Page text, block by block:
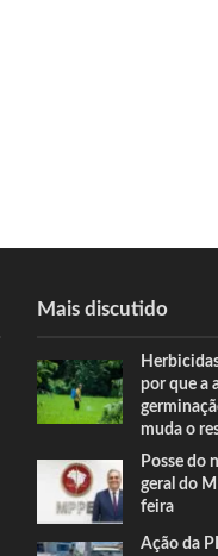
Mais discutido
por que a
muda o
Posse do
geral do
feira
Ação da